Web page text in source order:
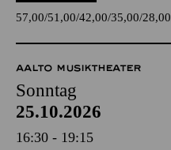
57,00 51,00 42,00 35,00 28,00
AALTO MUSIKTHEATER
Sonntag
25.10.2026
16:30 - 19:15